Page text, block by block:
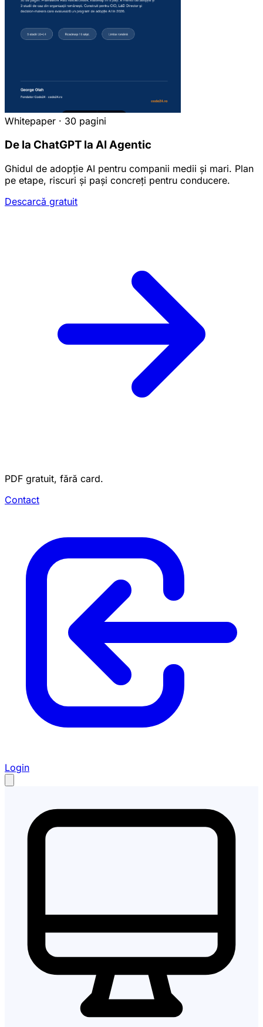
Whitepaper · 30 pagini
De la ChatGPT la AI Agentic
Ghidul de adopție AI pentru companii medii și mari. Plan
pe etape, riscuri și pași concreți pentru conducere.
Descarcă gratuit
PDF gratuit, fără card.
Contact
Login